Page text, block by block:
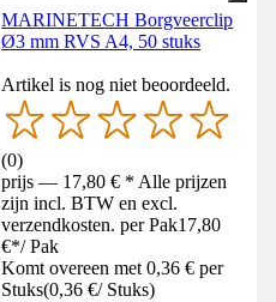
MARINETECH Borgveerclip
Ø3 mm RVS A4, 50 stuks
Artikel is nog niet beoordeeld.
(0)
prijs — 17,80 € * Alle prijzen
zijn incl. BTW en excl.
verzendkosten. per Pak17,80
€*/ Pak
Komt overeen met 0,36 € per
Stuks(0,36 €/ Stuks)